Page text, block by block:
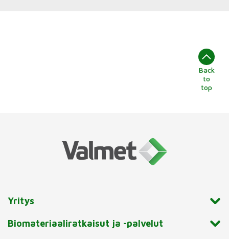
Back
to
top
Yritys
Biomateriaaliratkaisut ja -palvelut